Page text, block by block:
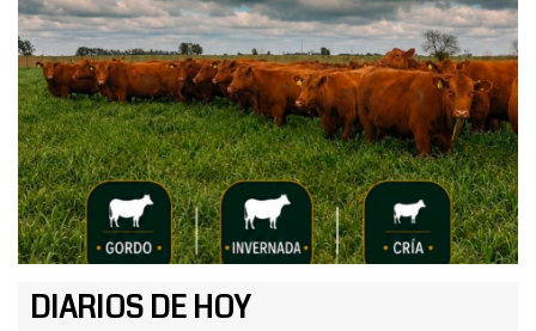
DIARIOS DE HOY